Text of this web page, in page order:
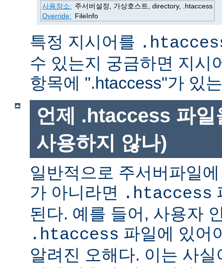
사용장소: 주서버설정, 가상호스트, directory, .htaccess
Override: FileInfo
특정 지시어를
수 있는지 궁금하면 지시
항목에 ".htaccess"가 있
언제 .htaccess 파일
사용하지 않나)
일반적으로 주서버파일
가 아니라면 .htaccess
된다. 예를 들어, 사용자
.htaccess 파일에 있어
알려진 오해다. 이는 사